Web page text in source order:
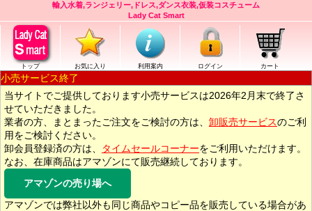
輸入水着,ランジェリー,ドレス,ダンス衣装,仮装コスチューム
Lady Cat Smart
トップ お気に入り 利用案内 ログイン カート
小売サービス終了
当サイトでご提供しております小売サービスは2026年2月末で終了さ
せていただきました。
業者の方、まとまったご注文をご検討の方は、 卸販売サービスのご利
用をご検討ください。
卸会員登録済の方は、
タイムセールコーナーをご利用いただけます。
なお、在庫商品はアマゾンにて販売継続しております。
アマゾンの売り場へ
アマゾンでは弊社以外も同じ商品やコピー品を販売している場合があ